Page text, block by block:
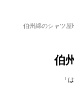
伯州綿のシャツ屋
伯
「